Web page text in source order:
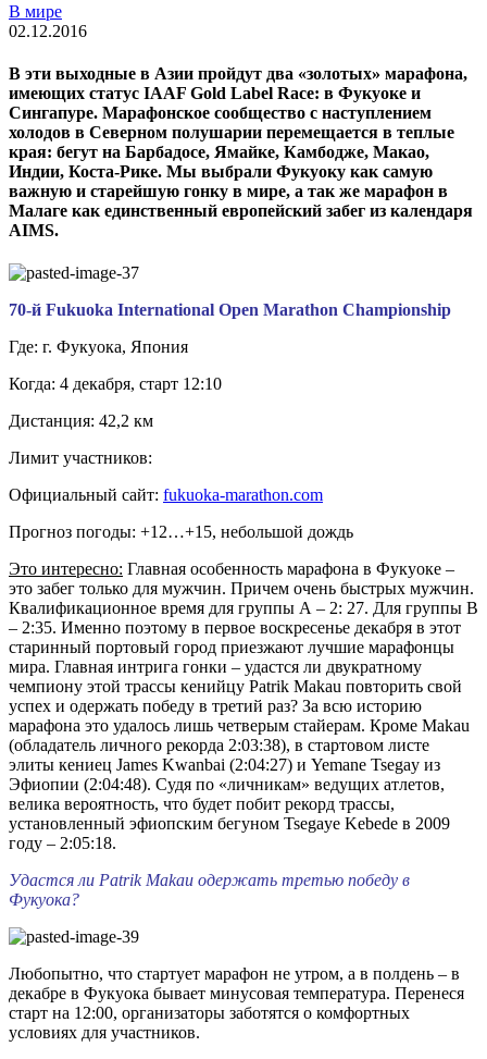
В мире
02.12.2016
В эти выходные в Азии пройдут два «золотых» марафона,
имеющих статус IAAF Gold Label Race: в Фукуоке и
Сингапуре. Марафонское сообщество с наступлением
холодов в Северном полушарии перемещается в теплые
края: бегут на Барбадосе, Ямайке, Камбодже, Макао,
Индии, Коста-Рике. Мы выбрали Фукуоку как самую
важную и старейшую гонку в мире, а так же марафон в
Малаге как единственный европейский забег из календаря
AIMS.
70-й Fukuoka International Open Marathon Championship
Где: г. Фукуока, Япония
Когда: 4 декабря, старт 12:10
Дистанция: 42,2 км
Лимит участников:
Официальный сайт: fukuoka-marathon.com
Прогноз погоды: +12…+15, небольшой дождь
Это интересно: Главная особенность марафона в Фукуоке –
это забег только для мужчин. Причем очень быстрых мужчин.
Квалификационное время для группы А – 2: 27. Для группы В
– 2:35. Именно поэтому в первое воскресенье декабря в этот
старинный портовый город приезжают лучшие марафонцы
мира. Главная интрига гонки – удастся ли двукратному
чемпиону этой трассы кенийцу Patrik Makau повторить свой
успех и одержать победу в третий раз? За всю историю
марафона это удалось лишь четверым стайерам. Кроме Makau
(обладатель личного рекорда 2:03:38), в стартовом листе
элиты кениец James Kwanbai (2:04:27) и Yemane Tsegay из
Эфиопии (2:04:48). Судя по «личникам» ведущих атлетов,
велика вероятность, что будет побит рекорд трассы,
установленный эфиопским бегуном Tsegaye Kebede в 2009
году – 2:05:18.
Удастся ли Patrik Makau одержать третью победу в
Фукуока?
Любопытно, что стартует марафон не утром, а в полдень – в
декабре в Фукуока бывает минусовая температура. Перенеся
старт на 12:00, организаторы заботятся о комфортных
условиях для участников.